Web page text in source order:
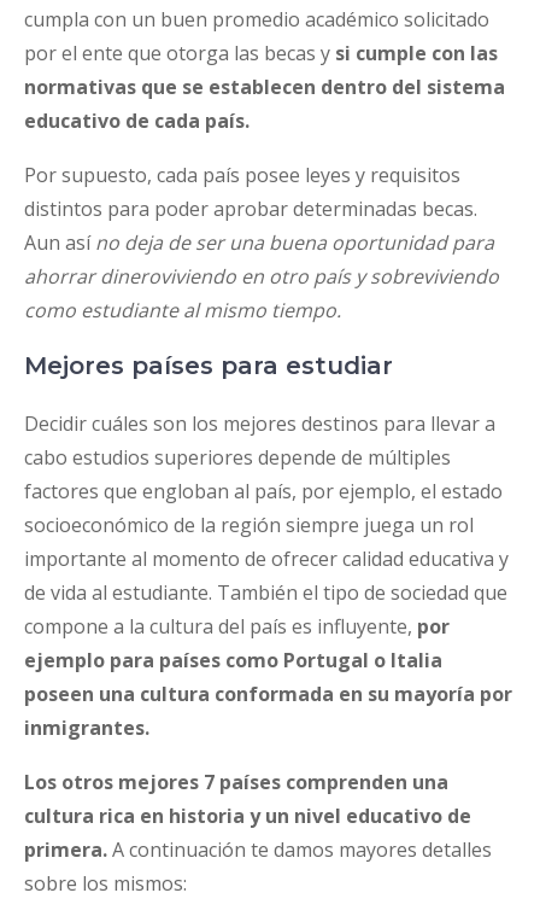
cumpla con un buen promedio académico solicitado
por el ente que otorga las becas y si cumple con las
normativas que se establecen dentro del sistema
educativo de cada país.
Por supuesto, cada país posee leyes y requisitos
distintos para poder aprobar determinadas becas.
Aun asíno deja de ser una buena oportunidad para
ahorrar dineroviviendo en otro país y sobreviviendo
como estudiante al mismo tiempo.
Mejores países para estudiar
Decidir cuáles son los mejores destinos para llevar a
cabo estudios superiores depende de múltiples
factores que engloban al país, por ejemplo, el estado
socioeconómico de la región siempre juega un rol
importante al momento de ofrecer calidad educativa y
de vida al estudiante. También el tipo de sociedad que
compone a la cultura del país es influyente, por
ejemplo para países como Portugal o Italia
poseen una cultura conformada en su mayoría por
inmigrantes.
Los otros mejores 7 países comprenden una
cultura rica en historia y un nivel educativo de
primera.A continuación te damos mayores detalles
sobre los mismos: